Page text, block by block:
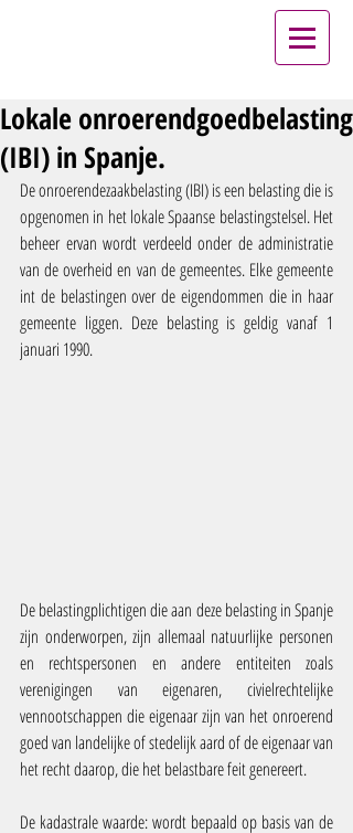
Lokale onroerendgoedbelasting
(IBI) in Spanje.
De onroerendezaakbelasting (IBI) is een belasting die is
opgenomen in het lokale Spaanse belastingstelsel. Het
beheer ervan wordt verdeeld onder de administratie
van de overheid en van de gemeentes. Elke gemeente
int de belastingen over de eigendommen die in haar
gemeente liggen. Deze belasting is geldig vanaf 1
januari 1990.
De belastingplichtigen die aan deze belasting in Spanje
zijn onderworpen, zijn allemaal natuurlijke personen
en rechtspersonen en andere entiteiten zoals
verenigingen van eigenaren, civielrechtelijke
vennootschappen die eigenaar zijn van het onroerend
goed van landelijke of stedelijk aard of de eigenaar van
het recht daarop, die het belastbare feit genereert.
De kadastrale waarde: wordt bepaald op basis van de